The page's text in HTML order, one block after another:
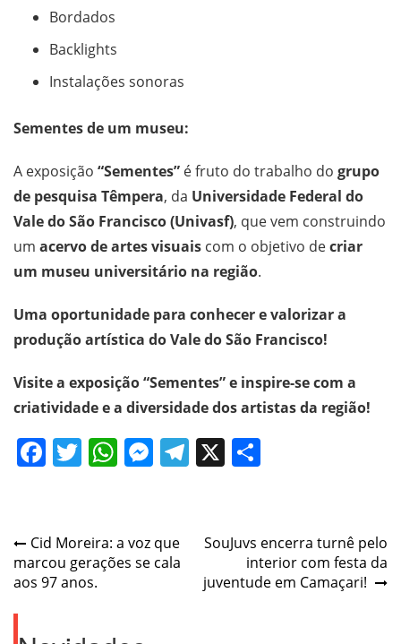
Bordados
Backlights
Instalações sonoras
Sementes de um museu:
A exposição “Sementes” é fruto do trabalho do grupo
de pesquisa Têmpera, da Universidade Federal do
Vale do São Francisco (Univasf), que vem construindo
um acervo de artes visuais com o objetivo decriar
um museu universitário na região.
Uma oportunidade para conhecer e valorizar a
produção artística do Vale do São Francisco!
Visite a exposição “Sementes” e inspire-se com a
criatividade e a diversidade dos artistas da região!
Facebook
Twitter
WhatsApp
Messenger
Telegram
X
Post
navigation
Cid Moreira: a voz que
marcou gerações se cala
aos 97 anos.
SouJuvs encerra turnê pelo
interior com festa da
juventude em Camaçari!